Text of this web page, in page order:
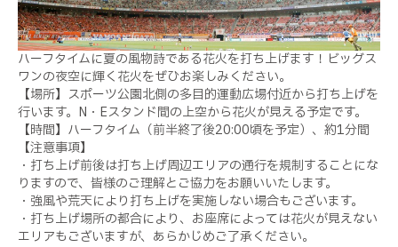
ハーフタイムに夏の風物詩である花火を打ち上げます！ビッグス
ワンの夜空に輝く花火をぜひお楽しみください。
【場所】スポーツ公園北側の多目的運動広場付近から打ち上げを
行います。N・Eスタンド間の上空から花火が見える予定です。
【時間】ハーフタイム（前半終了後20:00頃を予定）、約1分間
【注意事項】
・打ち上げ前後は打ち上げ周辺エリアの通行を規制することにな
りますので、皆様のご理解とご協力をお願いいたします。
・強風や荒天により打ち上げを実施しない場合もございます。
・打ち上げ場所の都合により、お座席によっては花火が見えない
エリアもございますが、あらかじめご了承ください。